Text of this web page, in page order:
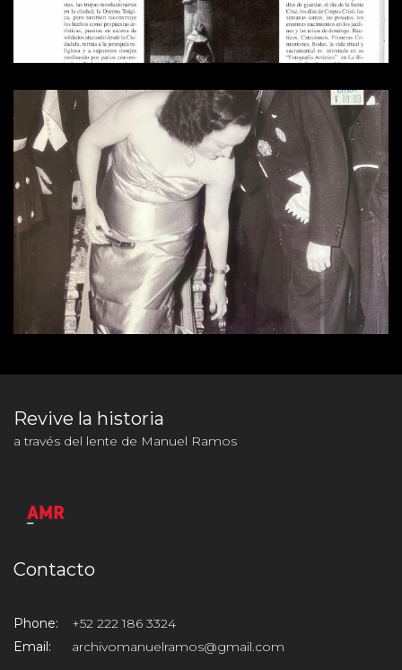
Revive la historia
a través del lente de Manuel Ramos
Contacto
Phone:
+52 222 186 3324
Email:
archivomanuelramos@gmail.com